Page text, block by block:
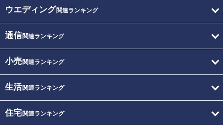
ウエディング関連ランキング
通信関連ランキング
小売関連ランキング
生活関連ランキング
住宅関連ランキング